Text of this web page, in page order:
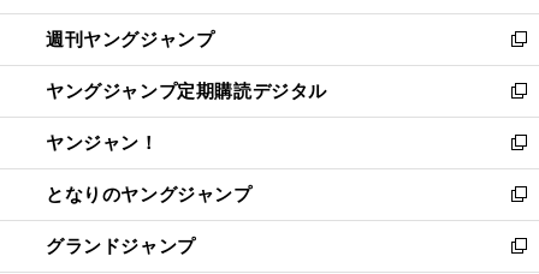
開
く
ウ
で
開
く
ン
ド
ウ
で
開
く
ウ
ィ
ン
ド
ウ
で
開
く
週刊ヤングジャンプ
新
し
い
ウ
ィ
ン
ド
ウ
で
ヤングジャンプ定期購読デジタル
新
し
い
ウ
ィ
ン
ド
ヤンジャン！
新
し
い
ウ
ィ
となりのヤングジャンプ
新
し
い
グランドジャンプ
新